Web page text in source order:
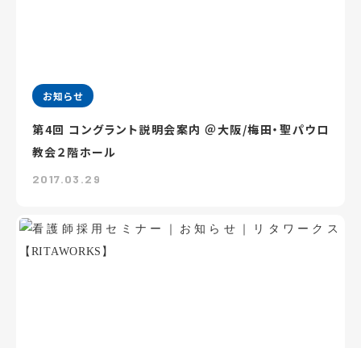
お知らせ
第4回 コングラント説明会案内 ＠大阪/梅田・聖パウロ
教会２階ホール
2017.03.29